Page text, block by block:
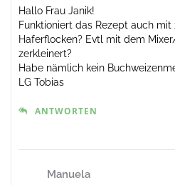
Hallo Frau Janik!
Funktioniert das Rezept auch mit
Haferflocken? Evtl mit dem
zerkleinert?
Habe nämlich kein
LG Tobias
ANTWORTEN
Manuela